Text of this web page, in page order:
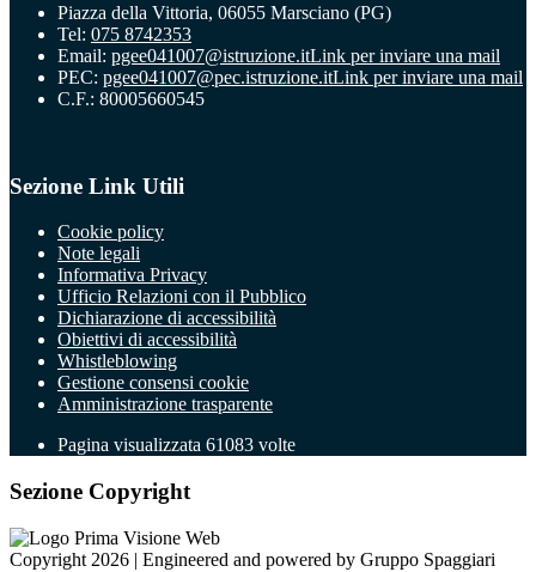
Piazza della Vittoria, 06055 Marsciano (PG)
Tel: 075 8742353
Email: pgee041007@istruzione.itLink per inviare una mail
PEC: pgee041007@pec.istruzione.itLink per inviare una mail
C.F.: 80005660545
Sezione Link Utili
Cookie policy
Note legali
Informativa Privacy
Ufficio Relazioni con il Pubblico
Dichiarazione di accessibilità
Obiettivi di accessibilità
Whistleblowing
Gestione consensi cookie
Amministrazione trasparente
Pagina visualizzata 61083 volte
Sezione Copyright
Copyright 2026 | Engineered and powered by Gruppo Spaggiari